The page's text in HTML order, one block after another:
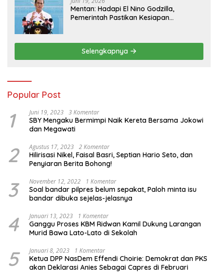
Mentan: Hadapi El Nino Godzilla,
Pemerintah Pastikan Kesiapan
Selengkapnya
Popular Post
1 Juni 19, 2023 3 Komentar
SBY Mengaku Bermimpi Naik Kereta Bersama Jokowi
dan Megawati
2 Agustus 17, 2023 2 Komentar
Hilirisasi Nikel, Faisal Basri, Septian Hario Seto, dan
Penyiaran Berita Bohong!
3 November 12, 2022 1 Komentar
Soal bandar pilpres belum sepakat, Paloh minta isu
bandar dibuka sejelas-jelasnya
4 Januari 13, 2023 1 Komentar
Ganggu Proses KBM Ridwan Kamil Dukung Larangan
Murid Bawa Lato-Lato di Sekolah
5 Januari 8, 2023 1 Komentar
Ketua DPP NasDem Effendi Choirie: Demokrat dan PKS
akan Deklarasi Anies Sebagai Capres di Februari